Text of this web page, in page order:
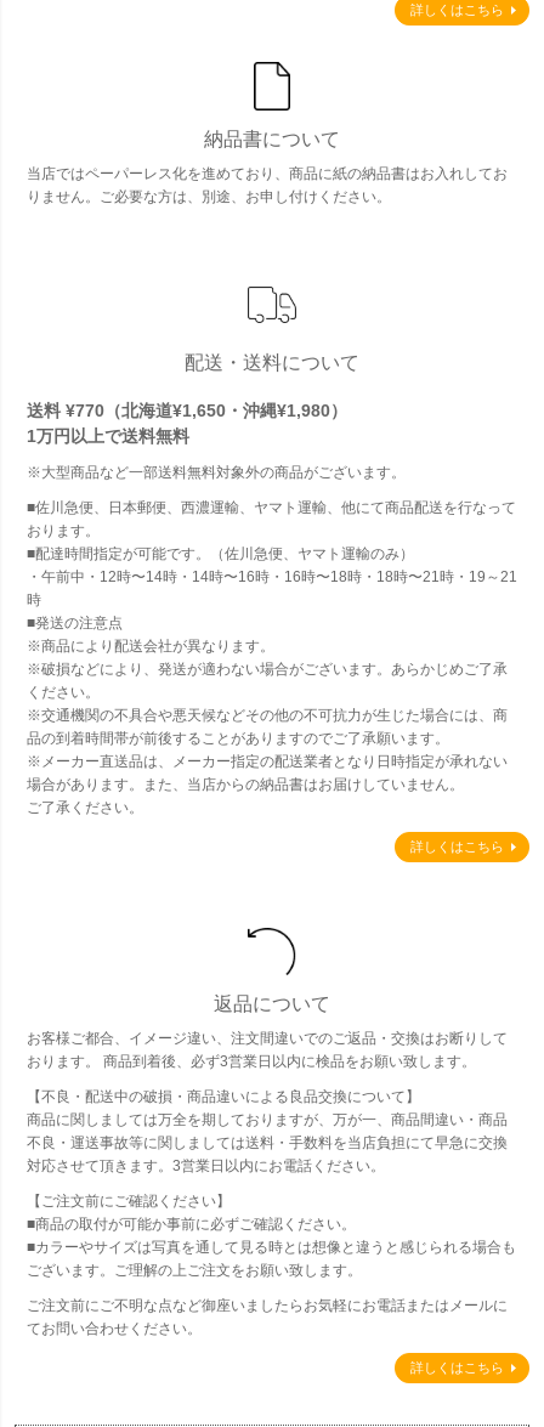
詳しくはこちら
納品書について
当店ではペーパーレス化を進めており、商品に紙の納品書はお入れしてお
りません。ご必要な方は、別途、お申し付けください。
配送・送料について
送料 ¥770（北海道¥1,650・沖縄¥1,980）
1万円以上で送料無料
※大型商品など一部送料無料対象外の商品がございます。
■佐川急便、日本郵便、西濃運輸、ヤマト運輸、他にて商品配送を行なって
おります。
■配達時間指定が可能です。（佐川急便、ヤマト運輸のみ）
・午前中・12時〜14時・14時〜16時・16時〜18時・18時〜21時・19～21
時
■発送の注意点
※商品により配送会社が異なります。
※破損などにより、発送が適わない場合がございます。あらかじめご了承
ください。
※交通機関の不具合や悪天候などその他の不可抗力が生じた場合には、商
品の到着時間帯が前後することがありますのでご了承願います。
※メーカー直送品は、メーカー指定の配送業者となり日時指定が承れない
場合があります。また、当店からの納品書はお届けしていません。
ご了承ください。
詳しくはこちら
返品について
お客様ご都合、イメージ違い、注文間違いでのご返品・交換はお断りして
おります。 商品到着後、必ず3営業日以内に検品をお願い致します。
【不良・配送中の破損・商品違いによる良品交換について】
商品に関しましては万全を期しておりますが、万が一、商品間違い・商品
不良・運送事故等に関しましては送料・手数料を当店負担にて早急に交換
対応させて頂きます。3営業日以内にお電話ください。
【ご注文前にご確認ください】
■商品の取付が可能か事前に必ずご確認ください。
■カラーやサイズは写真を通して見る時とは想像と違うと感じられる場合も
ございます。ご理解の上ご注文をお願い致します。
ご注文前にご不明な点など御座いましたらお気軽にお電話またはメールに
てお問い合わせください。
詳しくはこちら